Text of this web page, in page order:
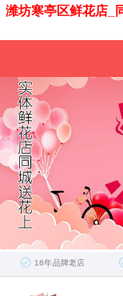
潍坊寒亭区鲜花店_
16年品牌老店